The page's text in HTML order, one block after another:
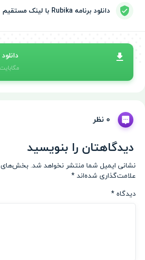
دانلود برنامه Rubika با لینک مستقیم
- 81 مگابایت
0 نظر
دیدگاهتان را بنویسید
نشانی ایمیل شما منتشر نخواهد شد. بخش‌های
علامت‌گذاری شده‌اند *
دیدگاه *